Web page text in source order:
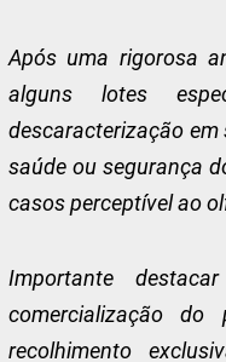
Após uma rigorosa
alguns lotes
descaracterização
saúde ou segurança
casos perceptível ao
Importante
comercialização
recolhimento